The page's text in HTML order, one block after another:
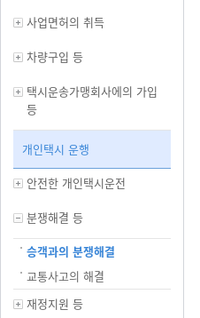
사업면허의 취득
차량구입 등
택시운송가맹회사에의 가입
등
개인택시 운행
안전한 개인택시운전
분쟁해결 등
승객과의 분쟁해결
교통사고의 해결
재정지원 등